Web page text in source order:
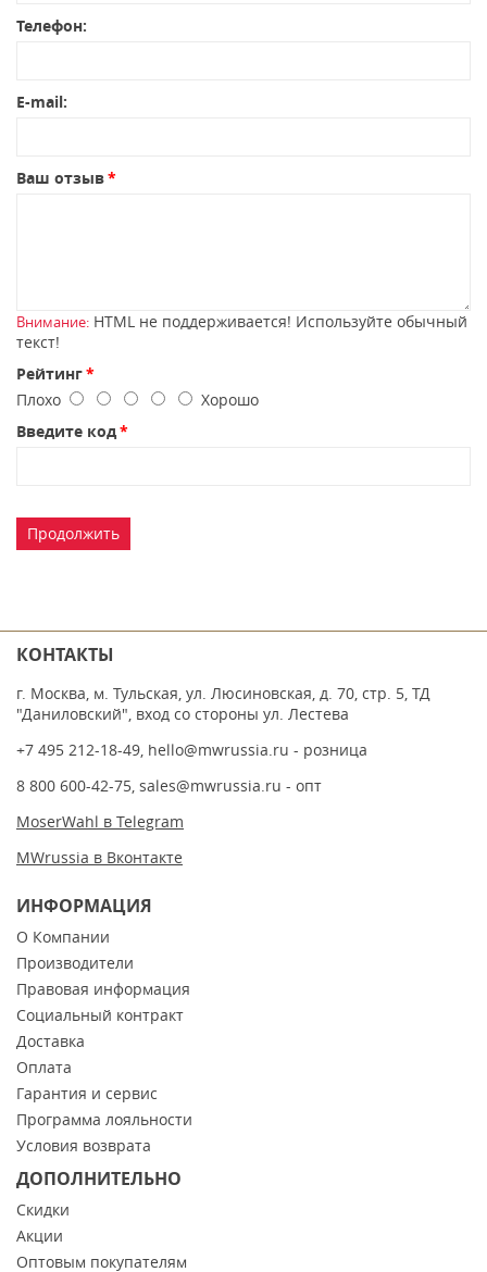
Телефон:
E-mail:
Ваш отзыв
Внимание: HTML не поддерживается! Используйте обычный
текст!
Рейтинг
Плохо
Хорошо
Введите код
Продолжить
КОНТАКТЫ
г. Москва, м. Тульская, ул. Люсиновская, д. 70, стр. 5, ТД
"Даниловский", вход со стороны ул. Лестева
+7 495 212-18-49, hello@mwrussia.ru - розница
8 800 600-42-75, sales@mwrussia.ru - опт
MoserWahl в Telegram
MWrussia в Вконтакте
ИНФОРМАЦИЯ
О Компании
Производители
Правовая информация
Социальный контракт
Доставка
Оплата
Гарантия и сервис
Программа лояльности
Условия возврата
ДОПОЛНИТЕЛЬНО
Скидки
Акции
Оптовым покупателям